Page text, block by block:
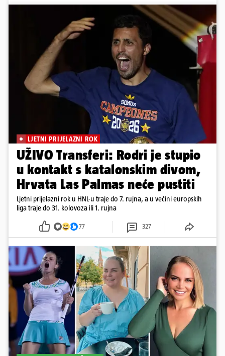
LJETNI PRIJELAZNI ROK
UŽIVO Transferi: Rodri je stupio
u kontakt s katalonskim divom,
Hrvata Las Palmas neće pustiti
Ljetni prijelazni rok u HNL-u traje do 7. rujna, a u većini europskih
liga traje do 31. kolovoza ili 1. rujna
77 327